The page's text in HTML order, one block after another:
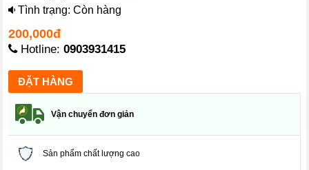
Tình trạng: Còn hàng
200,000đ
Hotline:0903931415
Vận chuyển đơn giản
Sản phẩm chất lượng cao